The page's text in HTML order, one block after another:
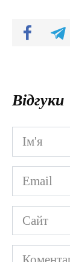
Відгуки
Ім'я
*
Email
*
Сайт
Коментар